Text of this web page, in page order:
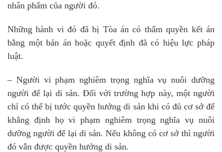
nhân phẩm của người đó.
Những hành vi đó đã bị Tòa án có thẩm quyền kết án
bằng một bản án hoặc quyết định đã có hiệu lực pháp
luật.
– Người vi phạm nghiêm trọng nghĩa vụ nuôi dưỡng
người để lại di sản. Đối với trường hợp này, một người
chỉ có thể bị tước quyền hưởng di sản khi có đủ cơ sở để
khẳng định họ vi phạm nghiêm trọng nghĩa vụ nuôi
dưỡng người để lại di sản. Nếu không có cơ sở thì người
đó vẫn được quyền hưởng di sản.